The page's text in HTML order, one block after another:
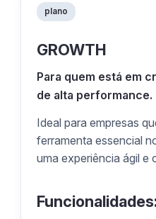
plano
GROWTH
Para quem está em
de alta performance.
Ideal para empresas
ferramenta essencial
uma experiência ágil e